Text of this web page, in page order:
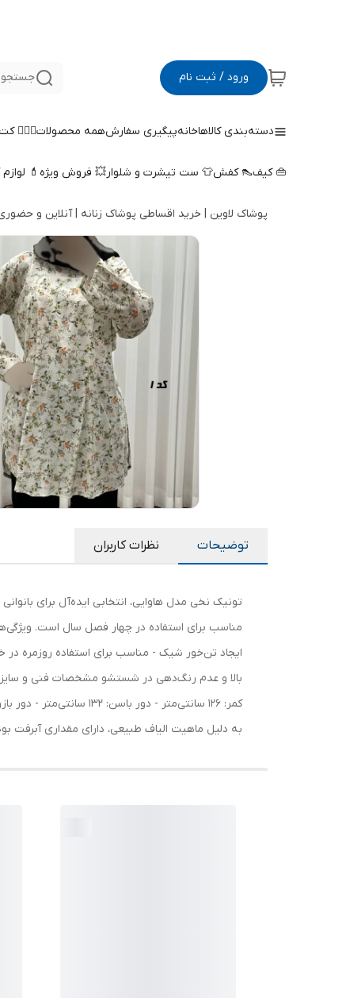
ورود / ثبت نام جستجو
دسته‌بندی کالاهاخانهپیگیری سفارشهمه محصولات🤵🏻‍♀️
👜 کیف👠 کفش👕 ست تیشرت و شلوار💥 فروش ویژه 💄
پوشاک لاوین | خرید اقساطی پوشاک زنانه | آنلاین و
توضیحات نظرات کاربران
تونیک نخی مدل هاوایی، انتخابی ایده‌آل برای
مناسب برای استفاده در چهار فصل سال است.
ایجاد تن‌خور شیک - مناسب برای استفاده روزمره در
به دلیل ماهیت الیاف طبیعی، دارای مقداری